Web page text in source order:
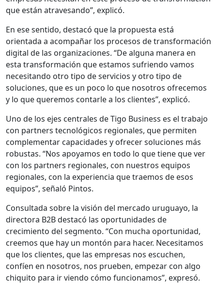
que están atravesando”, explicó.
En ese sentido, destacó que la propuesta está
orientada a acompañar los procesos de transformación
digital de las organizaciones. “De alguna manera en
esta transformación que estamos sufriendo vamos
necesitando otro tipo de servicios y otro tipo de
soluciones, que es un poco lo que nosotros ofrecemos
y lo que queremos contarle a los clientes”, explicó.
Uno de los ejes centrales de Tigo Business es el trabajo
con partners tecnológicos regionales, que permiten
complementar capacidades y ofrecer soluciones más
robustas. “Nos apoyamos en todo lo que tiene que ver
con los partners regionales, con nuestros equipos
regionales, con la experiencia que traemos de esos
equipos”, señaló Pintos.
Consultada sobre la visión del mercado uruguayo, la
directora B2B destacó las oportunidades de
crecimiento del segmento. “Con mucha oportunidad,
creemos que hay un montón para hacer. Necesitamos
que los clientes, que las empresas nos escuchen,
confíen en nosotros, nos prueben, empezar con algo
chiquito para ir viendo cómo funcionamos”, expresó.